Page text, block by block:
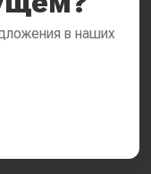
в наших